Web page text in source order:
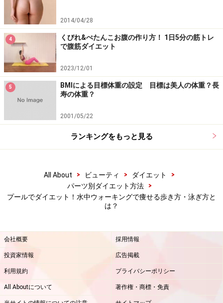
ウォーミングアップ：軽めの運動（10～15分）
主運動：しっかり運動（30～40分）
クーリングダウン：軽めの運動（10～15分）
イラストを元に、具体的な動きと運動強度をご紹介しま
す。
リンク： 水中運動で効率的に脂肪燃焼＆リフレッシュ！ [簡単ダイエット] All About
執筆ガイド 村上 カナコ
歩き方や時間は？ プールウォーキングの消
費カロリーを高める方法
2014/04/28
4
くびれ&ぺたんこお腹の作り方！ 1日5分の筋トレ
で腹筋ダイエット
2023/12/01
5
BMIによる目標体重の設定 目標は美人の体重？長
寿の体重？
2001/05/22
ランキングをもっと見る
All About > ビューティ > ダイエット
>
パーツ別ダイエット方法
>
プールでダイエット！水中ウォーキングで痩せる歩き方・泳ぎ方と
は？
会社概要 採用情報
投資家情報 広告掲載
利用規約 プライバシーポリシー
All Aboutについて 著作権・商標・免責